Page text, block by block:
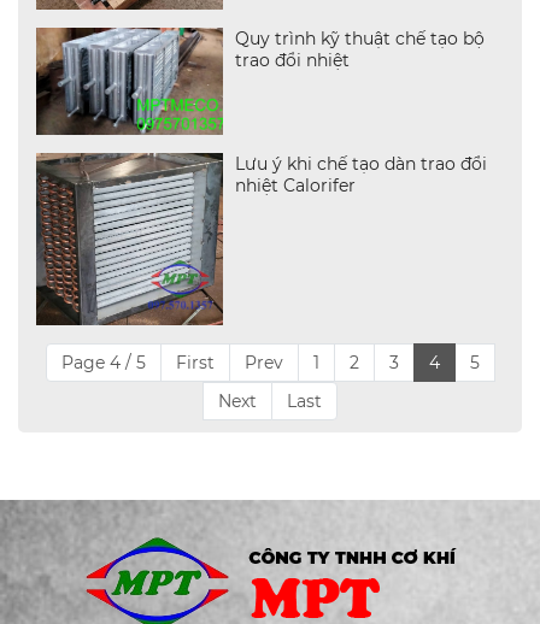
Quy trình kỹ thuật chế tạo bộ
trao đổi nhiệt
Lưu ý khi chế tạo dàn trao đổi
nhiệt Calorifer
Page 4 / 5 First Prev 1 2 3 4
5
Next
Last